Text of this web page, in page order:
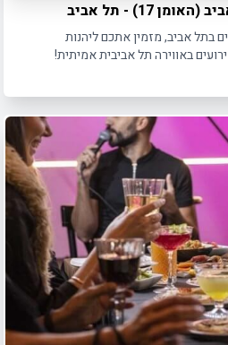
17) - תל אביב
בתל אביב, מזמין אתכם ליהנות
באווירה תל אביבית אמיתית!